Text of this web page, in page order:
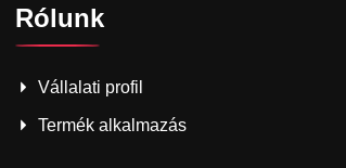
Rólunk
Vállalati profil
Termék alkalmazás